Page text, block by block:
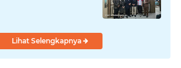
Lihat Selengkapnya